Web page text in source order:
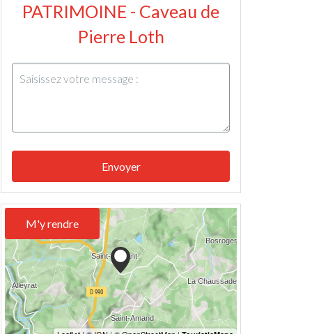
PATRIMOINE - Caveau de
Pierre Loth
Envoyer
M'y rendre